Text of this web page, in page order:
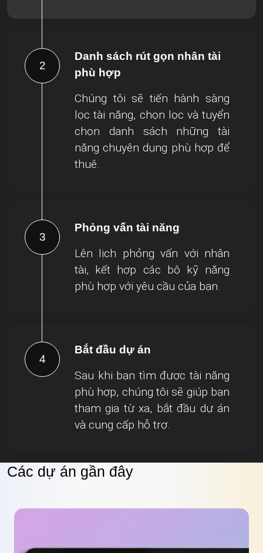
2
Danh sách rút gọn nhân tài
phù hợp
Chúng tôi sẽ tiến hành sàng
lọc tài năng, chọn lọc và tuyển
chọn danh sách những tài
năng chuyên dụng phù hợp để
thuê.
3
Phỏng vấn tài năng
Lên lịch phỏng vấn với nhân
tài, kết hợp các bộ kỹ năng
phù hợp với yêu cầu của bạn.
4
Bắt đầu dự án
Sau khi bạn tìm được tài năng
phù hợp, chúng tôi sẽ giúp bạn
tham gia từ xa, bắt đầu dự án
và cung cấp hỗ trợ.
Các dự án gần đây